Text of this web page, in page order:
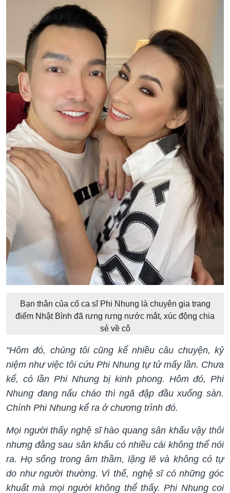
Bạn thân của cố ca sĩ Phi Nhung là chuyên gia trang
điểm Nhật Bình đã rưng rưng nước mắt, xúc động chia
sẻ về cô
"Hôm đó, chúng tôi cũng kể nhiều câu chuyện, kỷ
niệm như việc tôi cứu Phi Nhung tự tử mấy lần. Chưa
kể, có lần Phi Nhung bị kinh phong. Hôm đó, Phi
Nhung đang nấu cháo thì ngã đập đầu xuống sàn.
Chính Phi Nhung kể ra ở chương trình đó.
Mọi người thấy nghệ sĩ hào quang sân khấu vậy thôi
nhưng đằng sau sân khấu có nhiều cái không thể nói
ra. Họ sống trong âm thầm, lặng lẽ và không có tự
do như người thường. Vì thế, nghệ sĩ có những góc
khuất mà mọi người không thể thấy. Phi Nhung coi